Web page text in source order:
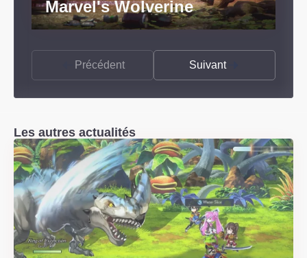
Marvel's Wolverine
Précédent Suivant
Les autres actualités